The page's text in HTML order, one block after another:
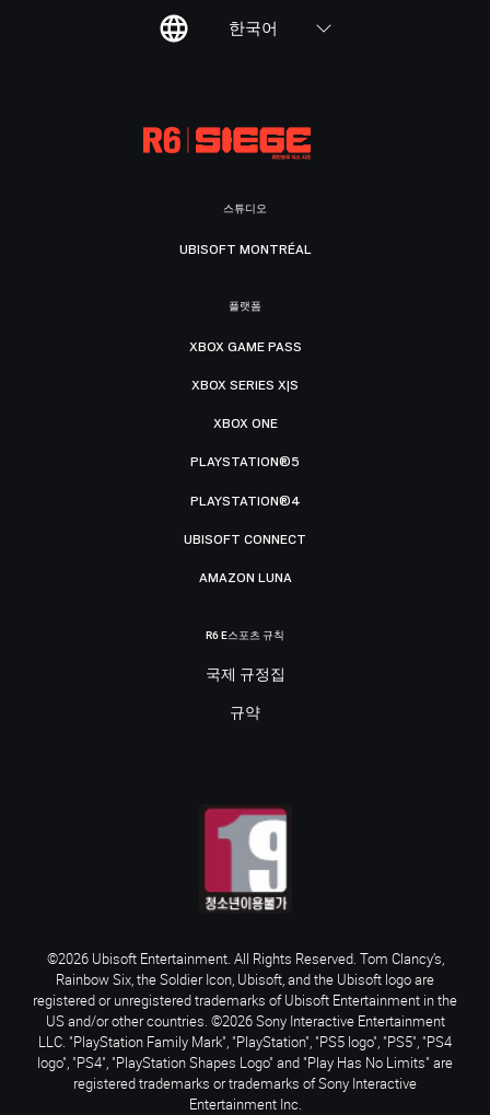
한국어
스튜디오
UBISOFT MONTRÉAL
플랫폼
XBOX GAME PASS
XBOX SERIES X|S
XBOX ONE
PLAYSTATION®5
PLAYSTATION®4
UBISOFT CONNECT
AMAZON LUNA
R6 E스포츠 규칙
국제 규정집
규약
©2026 Ubisoft Entertainment. All Rights Reserved. Tom Clancy’s,
Rainbow Six, the Soldier Icon, Ubisoft, and the Ubisoft logo are
registered or unregistered trademarks of Ubisoft Entertainment in the
US and/or other countries. ©2026 Sony Interactive Entertainment
LLC. "PlayStation Family Mark", "PlayStation", "PS5 logo", "PS5", "PS4
logo", "PS4", "PlayStation Shapes Logo" and "Play Has No Limits" are
registered trademarks or trademarks of Sony Interactive
Entertainment Inc.